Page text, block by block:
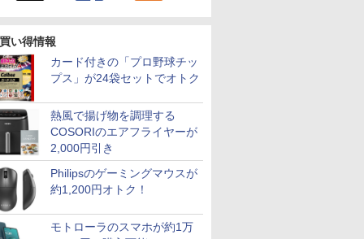
い得情報
カード付きの「プロ野球チッ
プス」が24袋セットでオトク
熱風で揚げ物を調理する
COSORIのエアフライヤーが
2,000円引き
Philipsのゲーミングマウスが
約1,200円オトク！
モトローラのスマホが約1万